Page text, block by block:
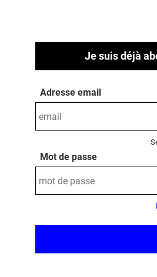
Je suis déjà
Adresse email
Mot de passe